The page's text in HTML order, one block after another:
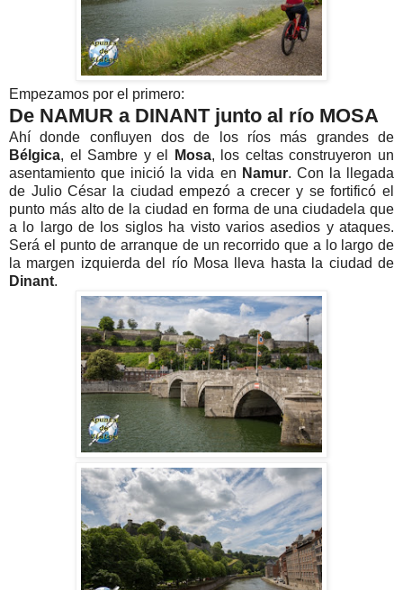
Empezamos por el primero:
De NAMUR a DINANT junto al río MOSA
Ahí donde confluyen dos de los ríos más grandes de
Bélgica, el Sambre y el Mosa, los celtas construyeron un
asentamiento que inició la vida en Namur. Con la llegada
de Julio César la ciudad empezó a crecer y se fortificó el
punto más alto de la ciudad en forma de una ciudadela que
a lo largo de los siglos ha visto varios asedios y ataques.
Será el punto de arranque de un recorrido que a lo largo de
la margen izquierda del río Mosa lleva hasta la ciudad de
Dinant.